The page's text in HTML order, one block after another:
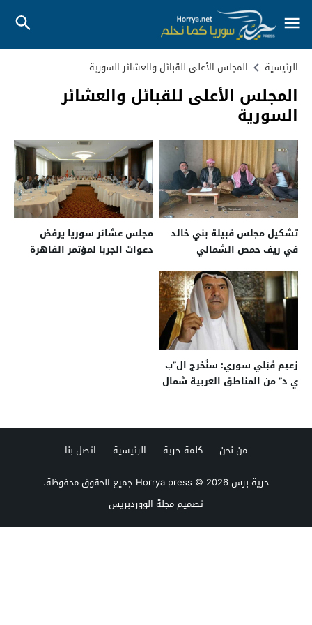
الرئيسية المجلس الأعلى للقبائل والعشائر السورية
المجلس الأعلى للقبائل والعشائر
السورية
تشكيل مجلس قبيلة بني خالد
في ريف حمص الشمالي
مجلس عشائر سوريا يرفض
دعوات الجربا لمؤتمر القاهرة
زعيم قَبَلي سوري: سنُخرج ال”ب
ي د” من المناطق العربية شمال
من نحن كلمة حرية الرئيسية
اتصل بنا
حرية برس Horrya press© 2026 جميع الحقوق محفوظة.
تصميممجلة الووردبريس